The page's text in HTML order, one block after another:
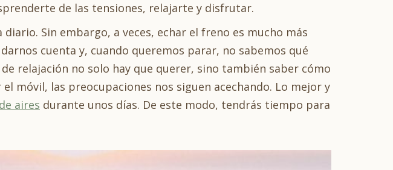
de las tensiones, relajarte y disfrutar.
Sin embargo, a veces, echar el freno es mucho más
cuenta y, cuando queremos parar, no sabemos qué
relajación no solo hay que querer, sino también saber cómo
móvil, las preocupaciones nos siguen acechando. Lo mejor y
aires durante unos días. De este modo, tendrás tiempo para